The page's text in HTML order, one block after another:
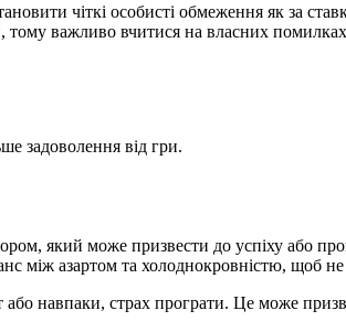
чіткі особисті обмеження як за
тому важливо вчитися на власних
задоволення від гри.
який може призвести до успіху або
між азартом та холоднокровністю, щоб
навпаки, страх програти. Це може